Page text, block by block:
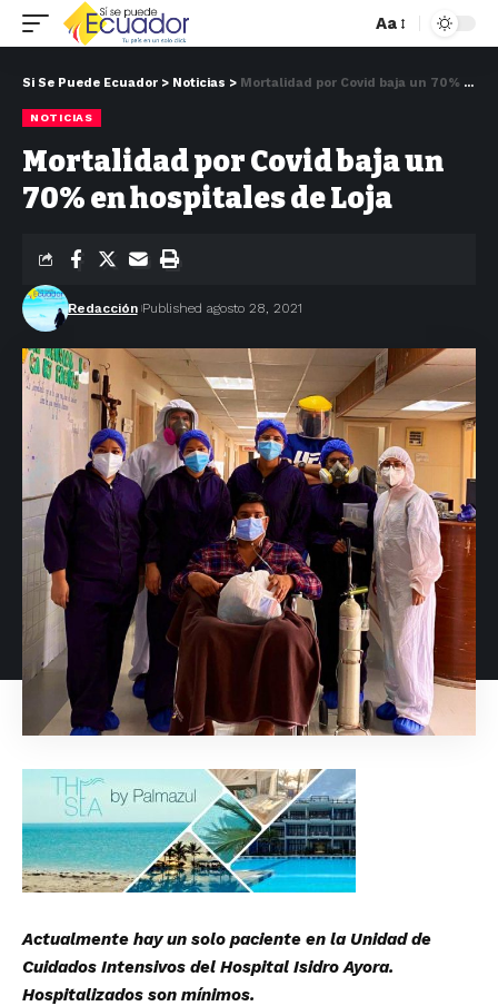
Aa
Si Se Puede Ecuador > Noticias > Mortalidad por Covid baja un 70% en hospitales de Loja
NOTICIAS
Mortalidad por Covid baja un
70% en hospitales de Loja
Redacción Published agosto 28, 2021
Actualmente hay un solo paciente en la Unidad de
Cuidados Intensivos del Hospital Isidro Ayora.
Hospitalizados son mínimos.